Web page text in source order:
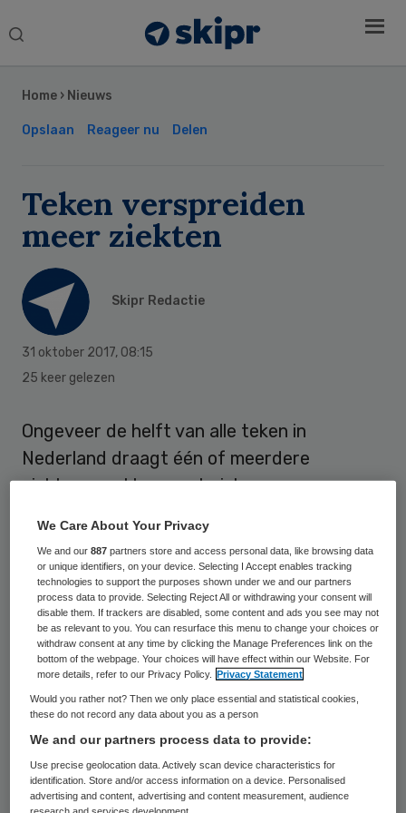
Search
Home › Nieuws
Opslaan Reageer nu Delen
Teken verspreiden
meer ziekten
Skipr Redactie
31 oktober 2017, 08:15
25 keer gelezen
Ongeveer de helft van alle teken in
Nederland draagt één of meerdere
ziekteverwekkers met zich mee,
gezondheidsinstituut RIVM die deze week
promoveren. Bovendien neemt het aantal
gevallen van de ziekte van Lyme en andere
ziekten die teken overbrengen toe.
De onderzoekers stellen ook vastdat veel
infecties van tekenbeten in de kliniek niet
goed onderscheiden kunnen worden. Vaak
zorgen de bacteriën, parasieten en virussen
namelijk voor symptomen die ook onterecht
voor de ziekte van Lyme kunnen worden
Sidebar
We Care About Your Privacy
We and our887 partners store and access personal data, like browsing data
or unique identifiers, on your device. Selecting I Accept enables tracking
technologies to support the purposes shown under we and our partners
process data to provide. Selecting Reject All or withdrawing your consent will
disable them. If trackers are disabled, some content and ads you see may not
be as relevant to you. You can resurface this menu to change your choices or
withdraw consent at any time by clicking the Manage Preferences link on the
bottom of the webpage. Your choices will have effect within our Website. For
more details, refer to our Privacy Policy.
Privacy Statement
Would you rather not? Then we only place essential and statistical cookies,
these do not record any data about you as a person
We and our partners process data to provide:
Use precise geolocation data. Actively scan device characteristics for
identification. Store and/or access information on a device. Personalised
advertising and content, advertising and content measurement, audience